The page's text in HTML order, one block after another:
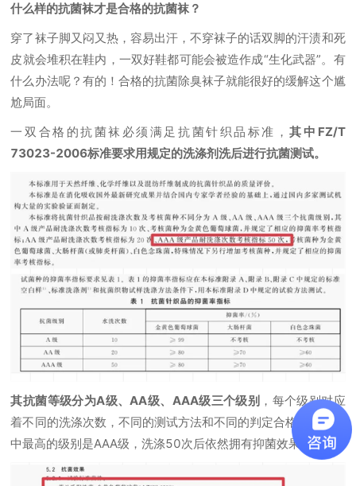
什么样的抗菌袜才是合格的抗菌袜？
穿了袜子脚又闷又热，容易出汗，不穿袜子的话双脚的汗渍和死
皮就会堆积在鞋内，一双好鞋都可能会被造作成“生化武器”。有
什么办法呢？有的！合格的抗菌除臭袜子就能很好的缓解这个尴
尬局面。
一双合格的抗菌袜必须满足抗菌针织品标准，其中FZ/T
73023-2006标准要求用规定的洗涤剂洗后进行抗菌测试。
其抗菌等级分为A级、AA级、AAA级三个级别 ，每个级别对应
着不同的洗涤次数，不同的测试方法和不同的判定合格标准，其
中最高的级别是AAA级，洗涤50次后依然拥有抑菌效果。